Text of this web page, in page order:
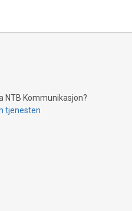
NTB Kommunikasjon?
tjenesten